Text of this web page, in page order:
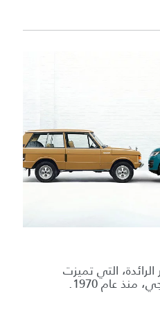
التي تميزت
منذ عام 1970.